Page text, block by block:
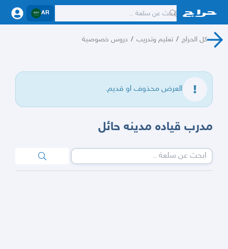
AR
كل الحراج / تعليم وتدريب / دروس خصوصية
العرض محذوف او قديم.
مدرب قياده مدينه حائل